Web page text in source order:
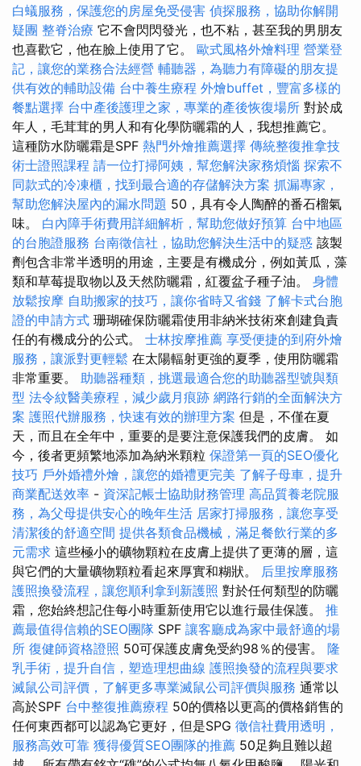
白蟻服務，保護您的房屋免受侵害 偵探服務，協助你解開
疑團 整脊治療 它不會閃閃發光，也不粘，甚至我的男朋友
也喜歡它，他在臉上使用了它。 歐式風格外燴料理 營業登
記，讓您的業務合法經營 輔聽器，為聽力有障礙的朋友提
供有效的輔助設備 台中養生療程 外燴buffet，豐富多樣的
餐點選擇 台中產後護理之家，專業的產後恢復場所 對於成
年人，毛茸茸的男人和有化學防曬霜的人，我想推薦它。
這種防水防曬霜是SPF 熱門外燴推薦選擇 傳統整復推拿技
術士證照課程 請一位打掃阿姨，幫您解決家務煩惱 探索不
同款式的冷凍櫃，找到最合適的存儲解決方案 抓漏專家，
幫助您解決屋內的漏水問題 50，具有令人陶醉的番石榴氣
味。 白內障手術費用詳細解析，幫助您做好預算 台中地區
的台胞證服務 台南徵信社，協助您解決生活中的疑惑 該製
劑包含非常半透明的用途，主要是有機成分，例如黃瓜，藻
類和草莓提取物以及天然防曬霜，紅覆盆子種子油。 身體
放鬆按摩 自助搬家的技巧，讓你省時又省錢 了解卡式台胞
證的申請方式 珊瑚確保防曬霜使用非納米技術來創建負責
任的有機成分的公式。 士林按摩推薦 享受便捷的到府外燴
服務，讓派對更輕鬆 在太陽輻射更強的夏季，使用防曬霜
非常重要。 助聽器種類，挑選最適合您的助聽器型號與類
型 法令紋醫美療程，減少歲月痕跡 網路行銷的全面解決方
案 護照代辦服務，快速有效的辦理方案 但是，不僅在夏
天，而且在全年中，重要的是要注意保護我們的皮膚。 如
今，後者更頻繁地添加為納米顆粒 保證第一頁的SEO優化
技巧 戶外婚禮外燴，讓您的婚禮更完美 了解子母車，提升
商業配送效率 - 資深記帳士協助財務管理 高品質養老院服
務，為父母提供安心的晚年生活 居家打掃服務，讓您享受
清潔後的舒適空間 提供各類食品機械，滿足餐飲行業的多
元需求 這些極小的礦物顆粒在皮膚上提供了更薄的層，這
與它們的大量礦物顆粒看起來厚實和糊狀。 后里按摩服務
護照換發流程，讓您順利拿到新護照 對於任何類型的防曬
霜，您始終想記住每小時重新使用它以進行最佳保護。 推
薦最值得信賴的SEO團隊 SPF 讓客廳成為家中最舒適的場
所 復健師資格證照 50可保護皮膚免受約98％的侵害。 隆
乳手術，提升自信，塑造理想曲線 護照換發的流程與要求
滅鼠公司評價，了解更多專業滅鼠公司評價與服務 通常以
高於SPF 台中整復推薦療程 50的價格以更高的價格銷售的
任何東西都可以認為它更好，但是SPG 徵信社費用透明，
服務高效可靠 獲得優質SEO團隊的推薦 50足夠且難以超